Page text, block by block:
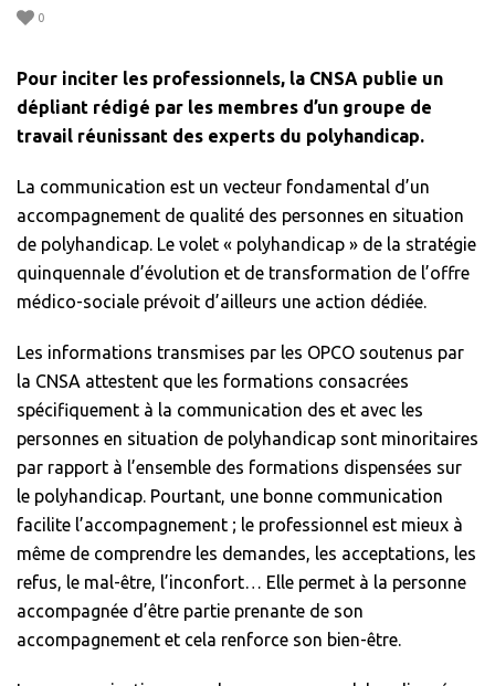
0
Pour inciter les professionnels, la CNSA publie un
dépliant rédigé par les membres d’un groupe de
travail réunissant des experts du polyhandicap.
La communication est un vecteur fondamental d’un
accompagnement de qualité des personnes en situation
de polyhandicap. Le volet « polyhandicap » de la stratégie
quinquennale d’évolution et de transformation de l’offre
médico-sociale prévoit d’ailleurs une action dédiée.
Les informations transmises par les OPCO soutenus par
la CNSA attestent que les formations consacrées
spécifiquement à la communication des et avec les
personnes en situation de polyhandicap sont minoritaires
par rapport à l’ensemble des formations dispensées sur
le polyhandicap. Pourtant, une bonne communication
facilite l’accompagnement ; le professionnel est mieux à
même de comprendre les demandes, les acceptations, les
refus, le mal-être, l’inconfort… Elle permet à la personne
accompagnée d’être partie prenante de son
accompagnement et cela renforce son bien-être.